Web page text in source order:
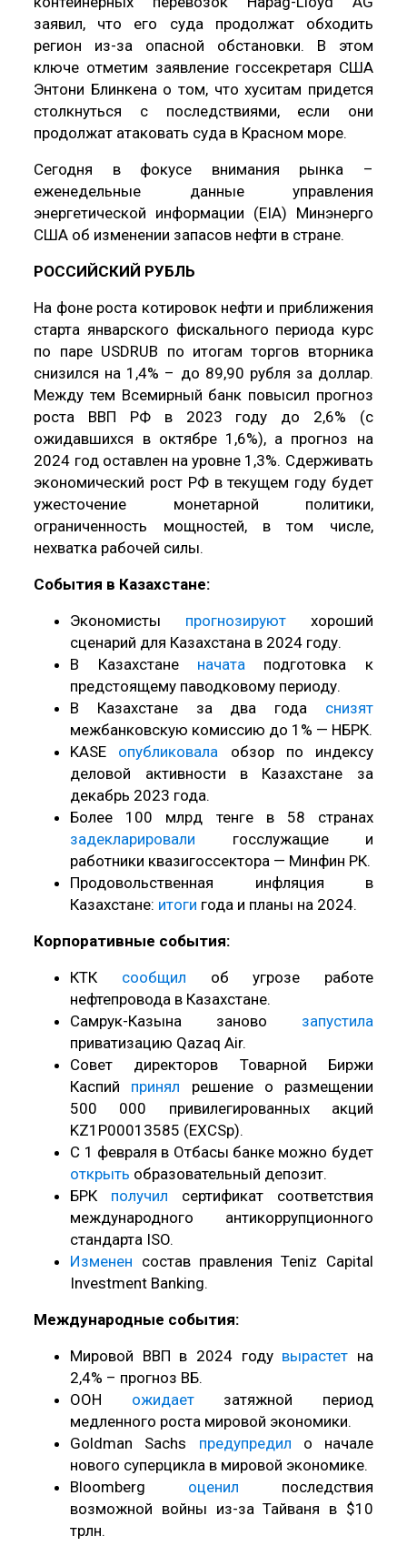
заявил, что его суда продолжат обходить
регион из-за опасной обстановки. В этом
ключе отметим заявление госсекретаря США
Энтони Блинкена о том, что хуситам придется
столкнуться с последствиями, если они
продолжат атаковать суда в Красном море.
Сегодня в фокусе внимания рынка –
еженедельные данные управления
энергетической информации (EIA) Минэнерго
США об изменении запасов нефти в стране.
РОССИЙСКИЙ РУБЛЬ
На фоне роста котировок нефти и приближения
старта январского фискального периода курс
по паре USDRUB по итогам торгов вторника
снизился на 1,4% – до 89,90 рубля за доллар.
Между тем Всемирный банк повысил прогноз
роста ВВП РФ в 2023 году до 2,6% (с
ожидавшихся в октябре 1,6%), а прогноз на
2024 год оставлен на уровне 1,3%. Сдерживать
экономический рост РФ в текущем году будет
ужесточение монетарной политики,
ограниченность мощностей, в том числе,
нехватка рабочей силы.
События в Казахстане:
Экономисты прогнозируют хороший
сценарий для Казахстана в 2024 году.
В Казахстане начата подготовка к
предстоящему паводковому периоду.
В Казахстане за два года снизят
межбанковскую комиссию до 1% — НБРК.
KASE опубликовала обзор по индексу
деловой активности в Казахстане за
декабрь 2023 года.
Более 100 млрд тенге в 58 странах
задекларировали госслужащие и
работники квазигоссектора — Минфин РК.
Продовольственная инфляция в
Казахстане: итоги года и планы на 2024.
Корпоративные события:
КТК сообщил об угрозе работе
нефтепровода в Казахстане.
Самрук-Казына заново запустила
приватизацию Qazaq Air.
Совет директоров Товарной Биржи
Каспий принял решение о размещении
500 000 привилегированных акций
KZ1P00013585 (EXCSp).
С 1 февраля в Отбасы банке можно будет
открыть образовательный депозит.
БРК получил сертификат соответствия
международного антикоррупционного
стандарта ISO.
Изменен состав правления Teniz Capital
Investment Banking.
Международные события:
Мировой ВВП в 2024 году вырастет на
2,4% – прогноз ВБ.
ООН ожидаетзатяжной период
медленного роста мировой экономики.
Goldman Sachs предупредил о начале
нового суперцикла в мировой экономике.
Bloomberg оценил последствия
возможной войны из-за Тайваня в $10
трлн.